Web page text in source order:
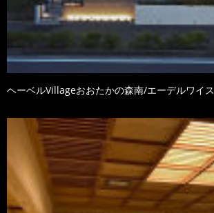
ヘーベルVillageおおたかの森南/エーデルワイス